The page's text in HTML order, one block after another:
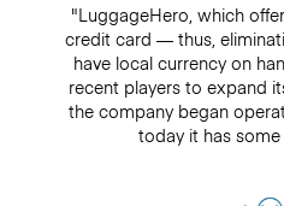
"LuggageHero, which
credit card — thus,
have local currency on
recent players to expand
the company began
today it has